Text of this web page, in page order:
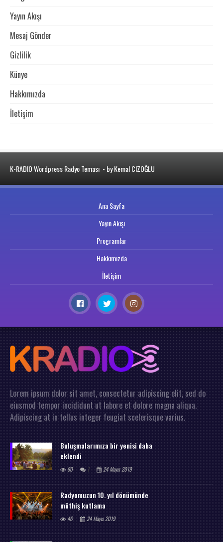
Yayın Akışı
Mesaj Gönder
Gizlilik
Künye
Hakkımızda
İletişim
K-RADIO Wordpress Radyo Teması - by Kemal CIZOĞLU
Ana Sayfa
Yayın Akışı
Programlar
Hakkımızda
İletişim
Lorem ipsum dolor sit amet, consectetur adipiscing elit, sed do
eiusmod tempor incididunt ut labore et dolore magna aliqua.
Adipiscing at in tellus integer feugiat scelerisque varius.
Buluşmalarımıza bir yenisi daha
eklendi
80 1 24 Mayıs 2019
Radyomuzun 10. yıl dönümünde
müthiş kutlama
46 24 Mayıs 2019